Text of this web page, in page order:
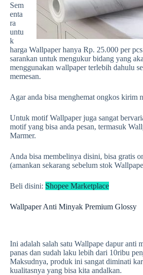
Sem
enta
ra
untu
k
harga Wallpaper hanya Rp. 25.000 per
sarankan untuk mengukur bidang yang
menggunakan wallpaper terlebih dahulu
memesan.
Agar anda bisa menghemat ongkos kirim
Untuk motif Wallpaper juga sangat
motif yang bisa anda pesan, termasuk
Marmer.
Anda bisa membelinya disini, bisa gratis
(amankan sekarang sebelum stok
Beli disini: Shopee Marketplace
Wallpaper Anti Minyak Premium Glossy
Ini adalah salah satu Wallpape dapur anti
panas dan sudah laku lebih dari 10ribu
Maksudnya, produk ini sangat diminati
kualitasnya yang bisa kita andalkan.